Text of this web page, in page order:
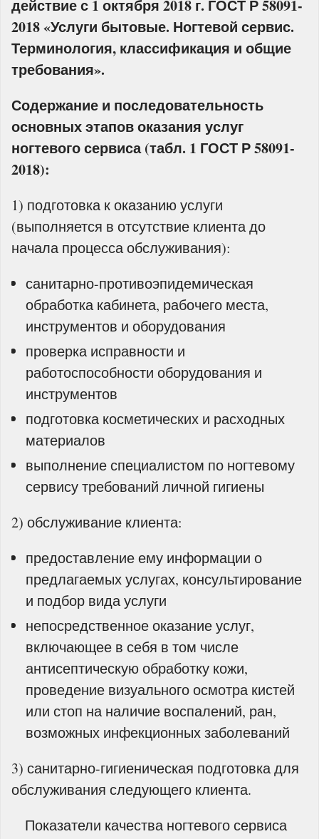
действие с 1 октября 2018 г. ГОСТ Р 58091-
2018 «Услуги бытовые. Ногтевой сервис.
Терминология, классификация и общие
требования».
Содержание и последовательность
основных этапов оказания услуг
ногтевого сервиса (табл. 1 ГОСТ Р 58091-
2018):
1) подготовка к оказанию услуги
(выполняется в отсутствие клиента до
начала процесса обслуживания):
санитарно-противоэпидемическая
обработка кабинета, рабочего места,
инструментов и оборудования
проверка исправности и
работоспособности оборудования и
инструментов
подготовка косметических и расходных
материалов
выполнение специалистом по ногтевому
сервису требований личной гигиены
2) обслуживание клиента:
предоставление ему информации о
предлагаемых услугах, консультирование
и подбор вида услуги
непосредственное оказание услуг,
включающее в себя в том числе
антисептическую обработку кожи,
проведение визуального осмотра кистей
или стоп на наличие воспалений, ран,
возможных инфекционных заболеваний
3) санитарно-гигиеническая подготовка для
обслуживания следующего клиента.
Показатели качества ногтевого сервиса